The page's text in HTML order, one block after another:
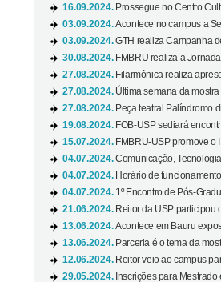
16.09.2024. Prossegue no Centro
03.09.2024.Acontece no campus a
03.09.2024.GTH realiza Campanha
30.08.2024. FMBRU realiza a
27.08.2024. Filarmônica realiza
27.08.2024. Última semana da
27.08.2024. Peça teatral Palíndromo
19.08.2024. FOB-USP sediará
15.07.2024. FMBRU-USP promove o
04.07.2024.Comunicação,
04.07.2024. Horário de
04.07.2024. 1º Encontro de Pós-
21.06.2024. Reitor da USP participou
13.06.2024.Acontece em Bauru
13.06.2024. Parceria é o tema da
12.06.2024. Reitor veio ao campus
29.05.2024. Inscrições para